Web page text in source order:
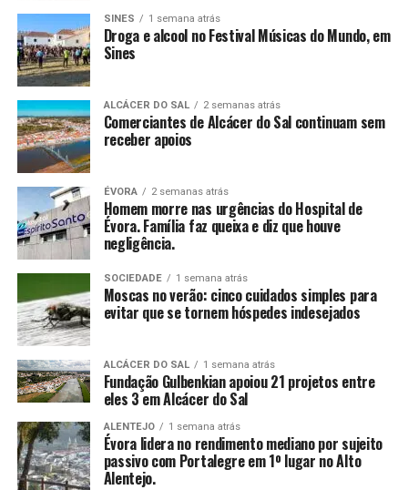
SINES 1 semana atrás
Droga e alcool no Festival Músicas do Mundo, em
Sines
ALCÁCER DO SAL 2 semanas atrás
Comerciantes de Alcácer do Sal continuam sem
receber apoios
ÉVORA 2 semanas atrás
Homem morre nas urgências do Hospital de
Évora. Família faz queixa e diz que houve
negligência.
SOCIEDADE 1 semana atrás
Moscas no verão: cinco cuidados simples para
evitar que se tornem hóspedes indesejados
ALCÁCER DO SAL 1 semana atrás
Fundação Gulbenkian apoiou 21 projetos entre
eles 3 em Alcácer do Sal
ALENTEJO 1 semana atrás
Évora lidera no rendimento mediano por sujeito
passivo com Portalegre em 1º lugar no Alto
Alentejo.